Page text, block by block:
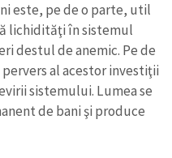
este, pe de o parte, util
lichidităţi în sistemul
destul de anemic. Pe de
al acestor investiţii
sistemului. Lumea se
de bani şi produce